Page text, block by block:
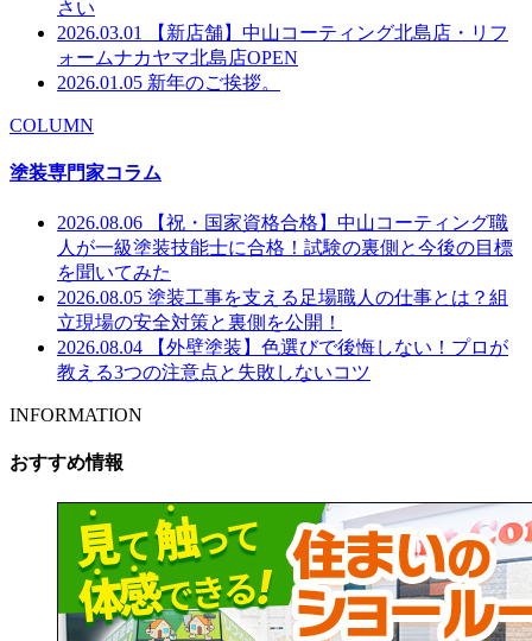
さい
2026.03.01
【新店舗】中山コーティング北島店・リフ
ォームナカヤマ北島店OPEN
2026.01.05 新年のご挨拶。
COLUMN
塗装専門家コラム
2026.08.06
【祝・国家資格合格】中山コーティング職
人が一級塗装技能士に合格！試験の裏側と今後の目標
を聞いてみた
2026.08.05 塗装工事を支える足場職人の仕事とは？組
立現場の安全対策と裏側を公開！
2026.08.04
【外壁塗装】色選びで後悔しない！プロが
教える3つの注意点と失敗しないコツ
INFORMATION
おすすめ情報